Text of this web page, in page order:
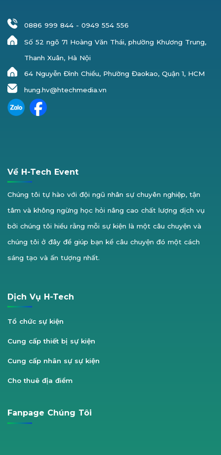
0886 999 844- 0949 554 556
Số 52 ngõ 71 Hoàng Văn Thái, phường Khương Trung,
Thanh Xuân, Hà Nội
64 Nguyễn Đình Chiểu, Phường Đaokao, Quận 1, HCM
hung.hv@htechmedia.vn
Về H-Tech Event
Chúng tôi tự hào với đội ngũ nhân sự chuyên nghiệp, tận
tâm và không ngừng học hỏi nâng cao chất lượng dịch vụ
bởi chúng tôi hiểu rằng mỗi sự kiện là một câu chuyện và
chúng tôi ở đây để giúp bạn kể câu chuyện đó một cách
sáng tạo và ấn tượng nhất.
Dịch Vụ H-Tech
Tổ chức sự kiện
Cung cấp thiết bị sự kiện
Cung cấp nhân sự sự kiện
Cho thuê địa điểm
Fanpage Chúng Tôi